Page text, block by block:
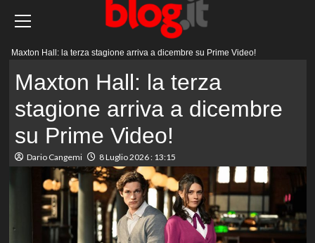
Maxton Hall: la terza stagione arriva a dicembre su Prime Video!
Maxton Hall: la terza
stagione arriva a dicembre
su Prime Video!
Dario Cangemi 8 Luglio 2026 : 13:15